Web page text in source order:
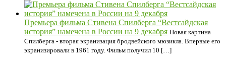
Премьера фильма Стивена Спилберга “‎Вестсайдская
история” намечена в России на 9 декабря Новая картина
Спилберга - вторая экранизация бродвейского мюзикла. Впервые его
экранизировали в 1961 году. Фильм получил 10 […]